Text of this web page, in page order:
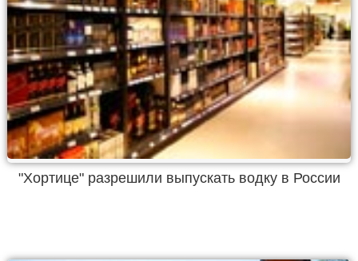
"Хортице" разрешили выпускать водку в России